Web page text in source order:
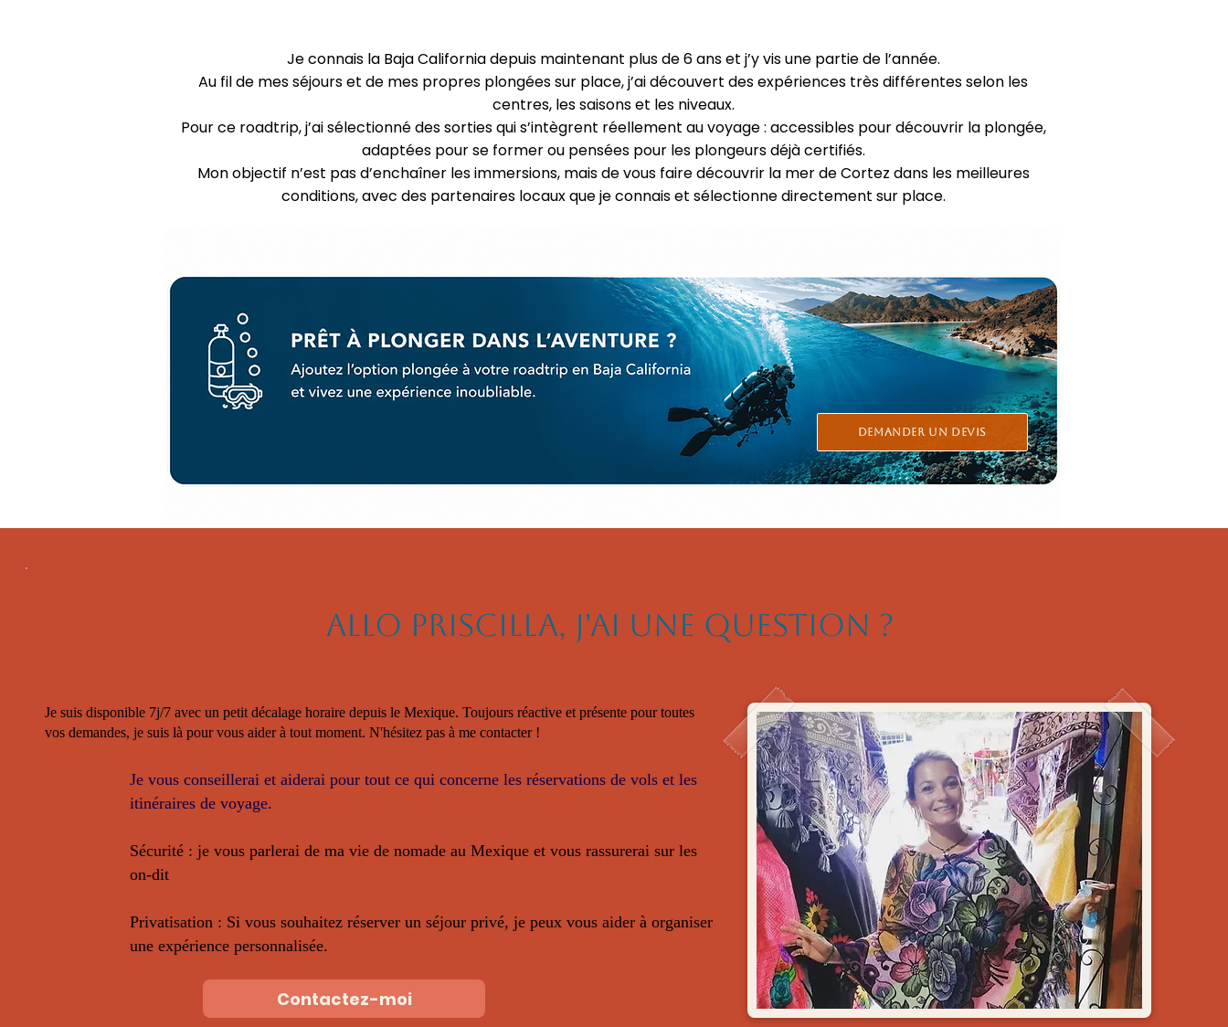
Je connais la Baja California depuis maintenant plus de 6 ans et j’y vis une partie de l’année.
Au fil de mes séjours et de mes propres plongées sur place, j’ai découvert des expériences très différentes selon les
centres, les saisons et les niveaux.
Pour ce roadtrip, j’ai sélectionné des sorties qui s’intègrent réellement au voyage : accessibles pour découvrir la plongée,
adaptées pour se former ou pensées pour les plongeurs déjà certifiés.
Mon objectif n’est pas d’enchaîner les immersions, mais de vous faire découvrir la mer de Cortez dans les meilleures
conditions, avec des partenaires locaux que je connais et sélectionne directement sur place.
Demander un devis
Allo Priscilla, j'ai une question ?
Je suis disponible 7j/7 avec un petit décalage horaire depuis le Mexique. Toujours réactive et présente pour toutes
vos demandes, je suis là pour vous aider à tout moment. N'hésitez pas à me contacter !
Je vous conseillerai et aiderai pour tout ce qui concerne les réservations de vols et les
itinéraires de voyage.
Sécurité : je vous parlerai de ma vie de nomade au Mexique et vous rassurerai sur les
on-dit
Privatisation : Si vous souhaitez réserver un séjour privé, je peux vous aider à organiser
une expérience personnalisée.
Contactez-moi